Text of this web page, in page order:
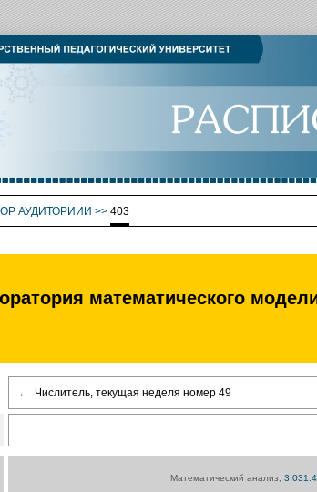
АУДИТОРИИИ >> 403
математического
← Числитель, текущая неделя номер 49
Математический анализ,